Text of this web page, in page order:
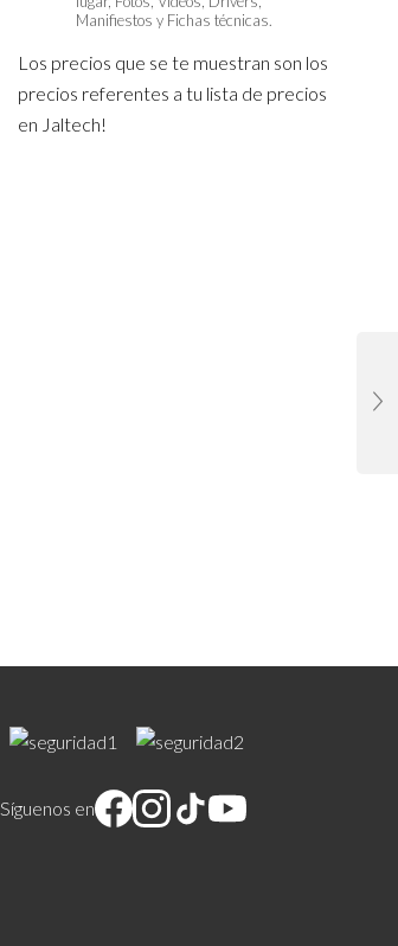
Manifiestos y Fichas técnicas.
Los precios que se te muestran son los
precios referentes a tu lista de precios
en Jaltech!
Síguenos en